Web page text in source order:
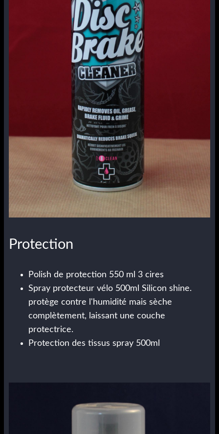
Protection
Polish de protection 550 ml 3 cires
Spray protecteur vélo 500ml Silicon shine.
protège contre l'humidité mais sèche
complètement, laissant une couche
protectrice.
Protection des tissus spray 500ml